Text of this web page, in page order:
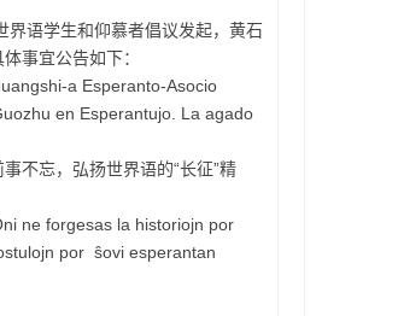
语学生和仰慕者倡议发起，黄石
事宜公告如下：
a Esperanto-Asocio
en Esperantujo. La agado
不忘，弘扬世界语的“长征”精
ne forgesas la historiojn por
por ŝovi esperantan